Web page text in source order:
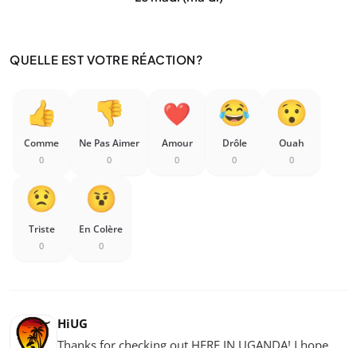
QUELLE EST VOTRE RÉACTION?
Comme
0
Ne Pas Aimer
0
Amour
0
Drôle
0
Ouah
0
Triste
0
En Colère
0
HiUG